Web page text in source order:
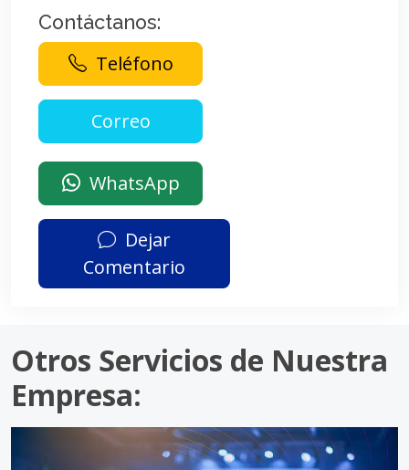
Contáctanos:
Teléfono
WhatsApp
Dejar
Comentario
Otros Servicios de Nuestra
Empresa: